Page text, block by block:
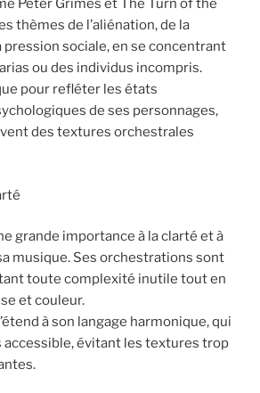
Peter Grimes et The Turn of the
thèmes de l’aliénation, de la
sociale, en se concentrant
ou des individus incompris.
pour refléter les états
de ses personnages,
des textures orchestrales
grande importance à la clarté et à
musique. Ses orchestrations sont
toute complexité inutile tout en
et couleur.
à son langage harmonique, qui
accessible, évitant les textures trop